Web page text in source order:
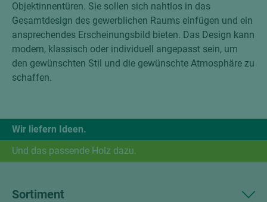
Objektinnentüren. Sie sollen sich nahtlos in das
Gesamtdesign des gewerblichen Raums einfügen und ein
ansprechendes Erscheinungsbild bieten. Das Design kann
modern, klassisch oder individuell angepasst sein, um
den gewünschten Stil und die gewünschte Atmosphäre zu
schaffen.
Wir liefern Ideen.
Und das passende Holz dazu.
Sortiment